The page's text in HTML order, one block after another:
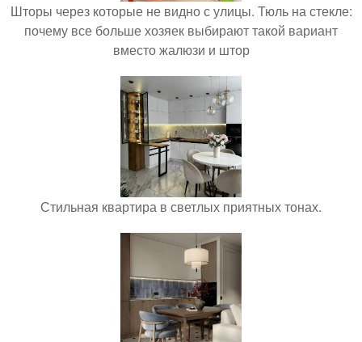
Шторы через которые не видно с улицы. Тюль на стекле:
почему все больше хозяек выбирают такой вариант
вместо жалюзи и штор
Стильная квартира в светлых приятных тонах.